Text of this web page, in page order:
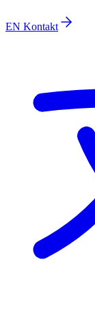
EN Kontakt